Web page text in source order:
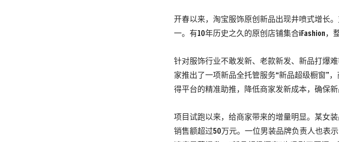
开春以来，淘宝服饰原创新品出现井喷式增长
一。有10年历史之久的原创店铺集合iFashion，
针对服饰行业不敢发新、老款新发、新品打爆
家推出了一项新品全托管服务“新品超级橱窗”
得平台的精准助推，降低商家发新成本，确保新
项目试跑以来，给商家带来的增量明显。某女
销售额超过50万元。一位男装品牌负责人也表